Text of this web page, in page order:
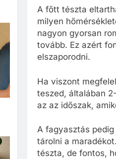
A főtt tészta
milyen
nagyon gyorsan
tovább. Ez azért
elszaporodni.
Ha viszont
teszed, általában
az az időszak,
A fagyasztás
tárolni a
tészta, de fontos,